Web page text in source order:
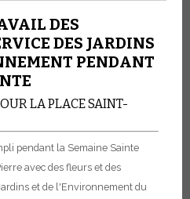
DES
DES JARDINS
PENDANT
LA PLACE SAINT-
pendant la Semaine Sainte
avec des fleurs et des
et de l'Environnement du